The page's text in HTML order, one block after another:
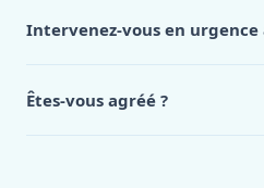
Otegem, appelez le 0472 53 24
Intervenez-vous en urgence
Êtes-vous agréé ?